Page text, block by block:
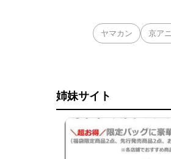
ヤマカン 京アニ
姉妹サイト